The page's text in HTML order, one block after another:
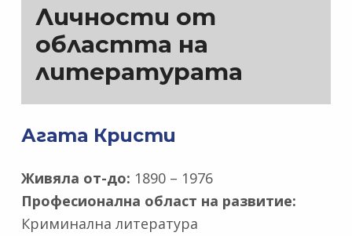
Личности от
областта на
литературата
Агата Кристи
Живяла от-до: 1890 – 1976
Професионална област на развитие:
Криминална литература